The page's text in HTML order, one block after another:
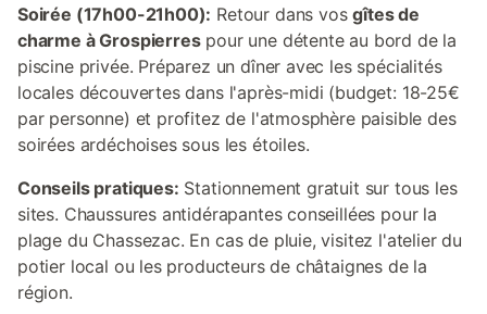
Soirée (17h00-21h00): Retour dans vosgîtes de
charme à Grospierrespour une détente au bord de la
piscine privée. Préparez un dîner avec les spécialités
locales découvertes dans l'après-midi (budget: 18-25€
par personne) et profitez de l'atmosphère paisible des
soirées ardéchoises sous les étoiles.
Conseils pratiques: Stationnement gratuit sur tous les
sites. Chaussures antidérapantes conseillées pour la
plage du Chassezac. En cas de pluie, visitez l'atelier du
potier local ou les producteurs de châtaignes de la
région.